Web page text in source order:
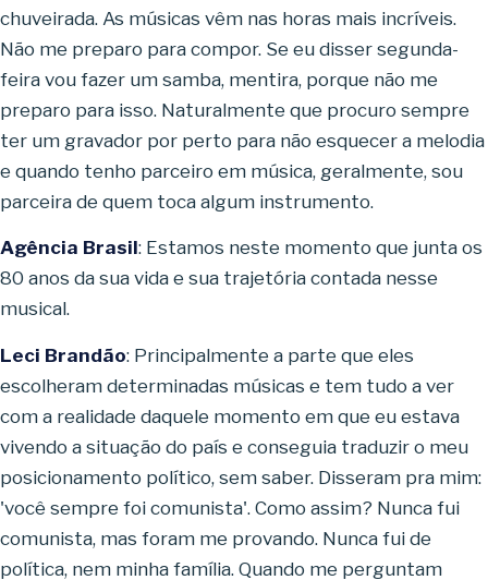
chuveirada. As músicas vêm nas horas mais incríveis.
Não me preparo para compor. Se eu disser segunda-
feira vou fazer um samba, mentira, porque não me
preparo para isso. Naturalmente que procuro sempre
ter um gravador por perto para não esquecer a melodia
e quando tenho parceiro em música, geralmente, sou
parceira de quem toca algum instrumento.
Agência Brasil: Estamos neste momento que junta os
80 anos da sua vida e sua trajetória contada nesse
musical.
Leci Brandão: Principalmente a parte que eles
escolheram determinadas músicas e tem tudo a ver
com a realidade daquele momento em que eu estava
vivendo a situação do país e conseguia traduzir o meu
posicionamento político, sem saber. Disseram pra mim:
'você sempre foi comunista'. Como assim? Nunca fui
comunista, mas foram me provando. Nunca fui de
política, nem minha família. Quando me perguntam